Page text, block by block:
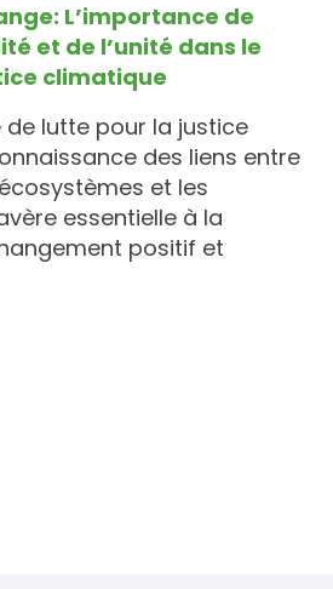
L’importance de
et de l’unité dans le
climatique
de lutte pour la justice
des liens entre
et les
essentielle à la
positif et